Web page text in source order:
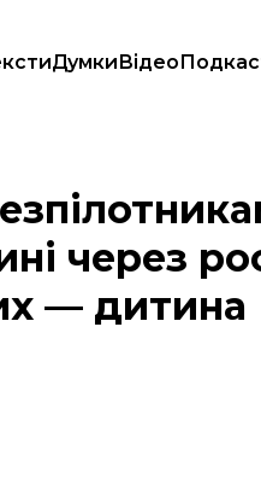
ДумкиВідео
Дніпропетровщині через
через
— дитина